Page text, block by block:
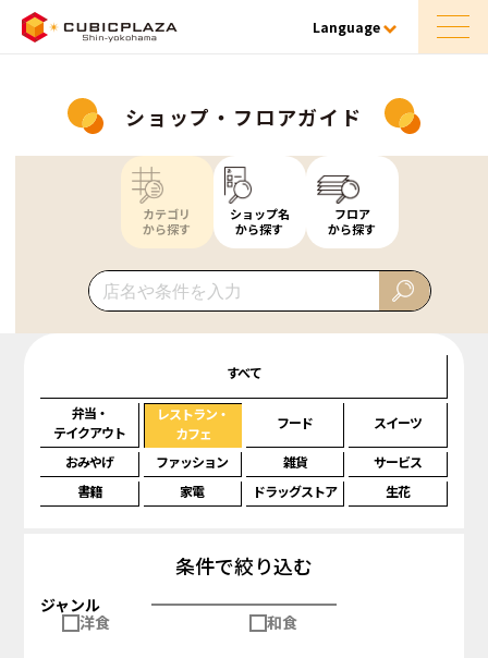
Language
ショップ・フロアガイド
カテゴリ
から探す
ショップ名
から探す
フロア
から探す
すべて
弁当・
テイクアウト
レストラン・
カフェ
フード スイーツ
おみやげ ファッション 雑貨
サービス
書籍
家電 ドラッグストア 生花
条件で絞り込む
ジャンル
洋食
和食